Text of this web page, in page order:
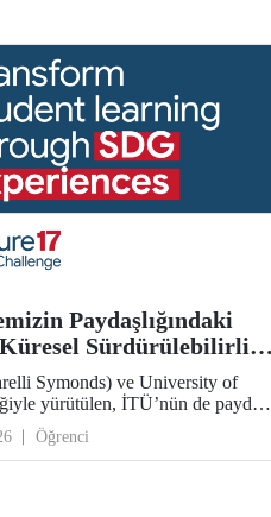
Paydaşlığındaki
Sürdürülebilirlik
Öğrencilerimizin
Bekliyor
Symonds) ve University of
yürütülen, İTÜ’nün de paydaşı
Küresel Sürdürülebilirlik Proje
dönem öğrenci başvuruları
için son gün 31 Ağustos!
Öğrenci